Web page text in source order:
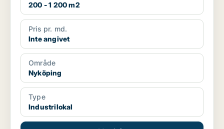
200 - 1 200 m2
Pris pr. md.
Inte angivet
Område
Nyköping
Type
Industrilokal